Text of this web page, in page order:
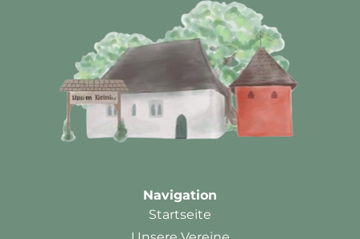
Navigation
Startseite